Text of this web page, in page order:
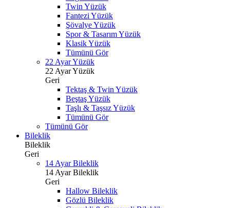
Twin Yüzük
Fantezi Yüzük
Şövalye Yüzük
Spor & Tasarım Yüzük
Klasik Yüzük
Tümünü Gör
22 Ayar Yüzük
22 Ayar Yüzük
Geri
Tektaş & Twin Yüzük
Beştaş Yüzük
Taşlı & Taşsız Yüzük
Tümünü Gör
Tümünü Gör
Bileklik
Bileklik
Geri
14 Ayar Bileklik
14 Ayar Bileklik
Geri
Hallow Bileklik
Gözlü Bileklik